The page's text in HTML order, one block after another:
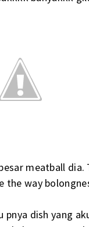
meatball
the way
pnya dish yang